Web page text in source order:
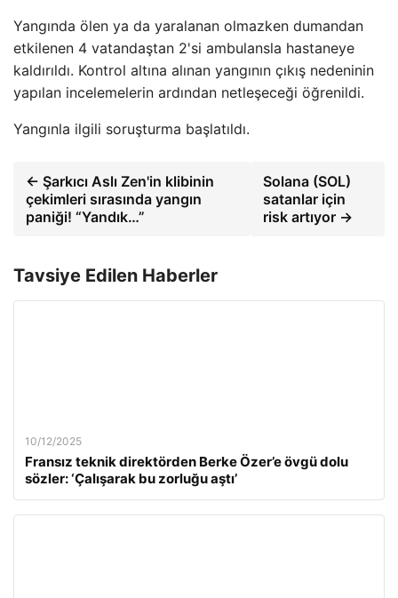
Yangında ölen ya da yaralanan olmazken dumandan
etkilenen 4 vatandaştan 2'si ambulansla hastaneye
kaldırıldı. Kontrol altına alınan yangının çıkış nedeninin
yapılan incelemelerin ardından netleşeceği öğrenildi.
Yangınla ilgili soruşturma başlatıldı.
← Şarkıcı Aslı Zen'in klibinin
çekimleri sırasında yangın
paniği! “Yandık…”
Solana (SOL)
satanlar için
risk artıyor →
Tavsiye Edilen Haberler
10/12/2025
Fransız teknik direktörden Berke Özer’e övgü dolu
sözler: ‘Çalışarak bu zorluğu aştı’